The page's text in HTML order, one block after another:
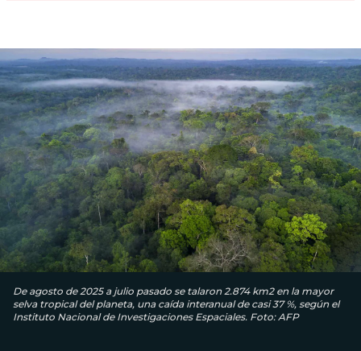
De agosto de 2025 a julio pasado se talaron 2.874 km2 en la mayor
selva tropical del planeta, una caída interanual de casi 37 %, según el
Instituto Nacional de Investigaciones Espaciales. Foto: AFP